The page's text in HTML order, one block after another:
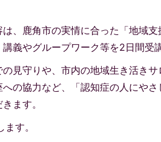
、鹿角市の実情に合った「地域
義やグループワーク等を2日間受
見守りや、市内の地域生き活きサ
の協力など、「認知症の人にや
ます。
す。